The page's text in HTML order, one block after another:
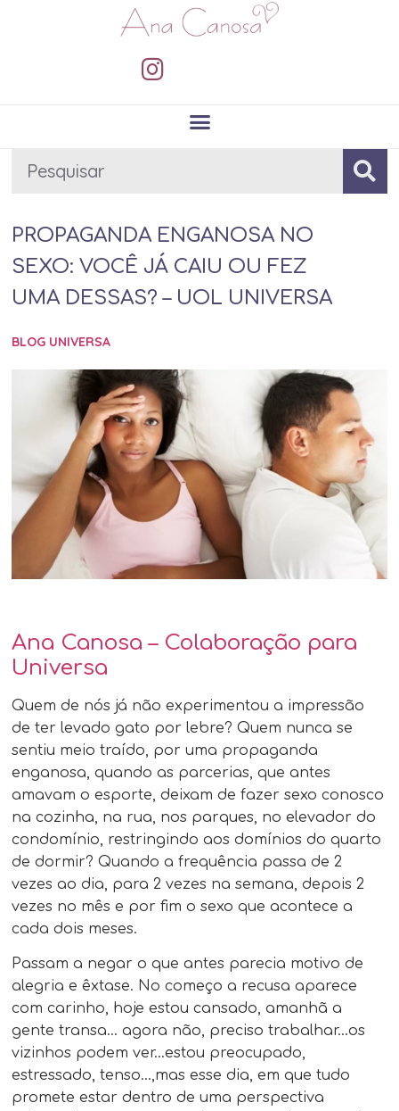
PROPAGANDA ENGANOSA NO
SEXO: VOCÊ JÁ CAIU OU FEZ
UMA DESSAS? – UOL UNIVERSA
BLOG UNIVERSA
Ana Canosa – Colaboração para
Universa
Quem de nós já não experimentou a impressão
de ter levado gato por lebre? Quem nunca se
sentiu meio traído, por uma propaganda
enganosa, quando as parcerias, que antes
amavam o esporte, deixam de fazer sexo conosco
na cozinha, na rua, nos parques, no elevador do
condomínio, restringindo aos domínios do quarto
de dormir? Quando a frequência passa de 2
vezes ao dia, para 2 vezes na semana, depois 2
vezes no mês e por fim o sexo que acontece a
cada dois meses.
Passam a negar o que antes parecia motivo de
alegria e êxtase. No começo a recusa aparece
com carinho, hoje estou cansado, amanhã a
gente transa… agora não, preciso trabalhar…os
vizinhos podem ver…estou preocupado,
estressado, tenso…,mas esse dia, em que tudo
promete estar dentro de uma perspectiva